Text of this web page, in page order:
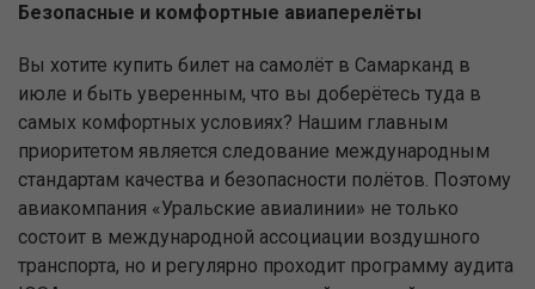
Безопасные и комфортные авиаперелёты
Вы хотите купить билет на самолёт в Самарканд в
июле и быть уверенным, что вы доберётесь туда в
самых комфортных условиях? Нашим главным
приоритетом является следование международным
стандартам качества и безопасности полётов. Поэтому
авиакомпания «Уральские авиалинии» не только
состоит в международной ассоциации воздушного
транспорта, но и регулярно проходит программу аудита